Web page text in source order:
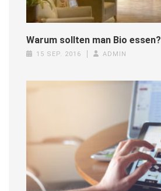
Warum sollten man Bio essen?
15 SEP. 2016 ADMIN